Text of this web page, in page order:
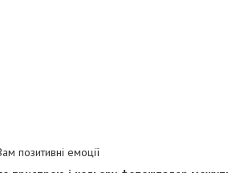
позитивні емоції